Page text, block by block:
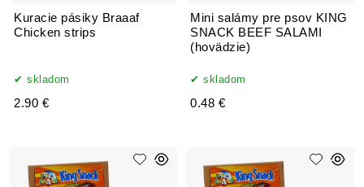
Kuracie pásiky Braaaf
Chicken strips
skladom
2.90 €
Mini salámy pre psov KING
SNACK BEEF SALAMI
(hovädzie)
skladom
0.48 €